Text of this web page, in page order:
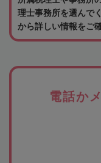
理士事務所を選んで
から詳しい情報をご
電話か